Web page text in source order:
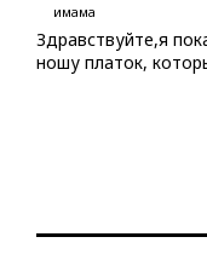
имама
Здравствуйте,я
ношу платок,